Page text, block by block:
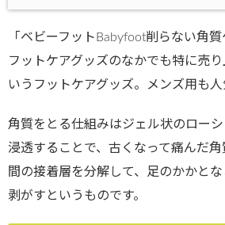
「ベビーフットBabyfoot削らない角
フットケアグッズのなかでも特に売
いうフットケアグッズ。メンズ用も人
角質をとる仕組みはジェル状のロー
浸透することで、古くなって痛んだ
間の接着層を分解して、足のかかと
剥がすというものです。